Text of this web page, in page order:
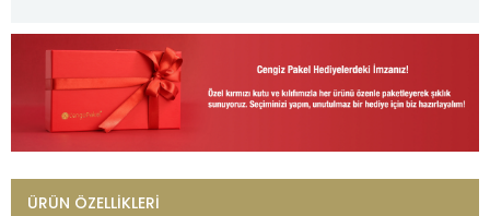
ÜRÜN ÖZELLIKLERI